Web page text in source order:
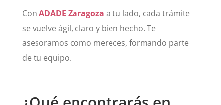
Con ADADE Zaragoza a tu lado, cada trámite
se vuelve ágil, claro y bien hecho. Te
asesoramos como mereces, formando parte
de tu equipo.